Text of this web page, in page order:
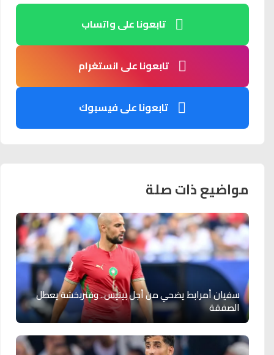
تابعونا على واتساب
تابعونا على انستغرام
تابعونا على فيسبوك
مواضيع ذات صلة
سفيان أمرابط يضحي من أجل بيتيس.. وفنربخشة يعطل
الصفقة